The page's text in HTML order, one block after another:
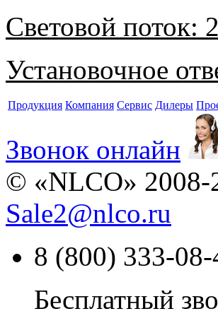
Световой поток:
Установочное
Продукция Компания Сервис Дилеры
Звонок онлайн
© «NLCO» 2008-
Sale2@nlco.ru
8 (800) 333-08-
Бесплатный